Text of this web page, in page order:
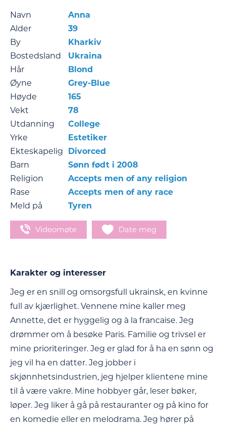
Navn
Anna
Alder
39
By
Kharkiv
Bostedsland
Ukraina
Hår
Blond
Øyne
Grey-Blue
Høyde
165
Vekt
78
Utdanning
Сollege
Yrke
Estetiker
Ekteskapelig
Divorced
Barn
Sønn født i 2008
Religion
Accepts men of any religion
Rase
Accepts men of any race
Meld på
Tyren
Videomøte Date meg
Karakter og interesser
Jeg er en snill og omsorgsfull ukrainsk, en kvinne
full av kjærlighet. Vennene mine kaller meg
Annette, det er hyggelig og à la francaise. Jeg
drømmer om å besøke Paris. Familie og trivsel er
mine prioriteringer. Jeg er glad for å ha en sønn og
jeg vil ha en datter. Jeg jobber i
skjønnhetsindustrien, jeg hjelper klientene mine
til å være vakre. Mine hobbyer går, leser bøker,
løper. Jeg liker å gå på restauranter og på kino for
en komedie eller en melodrama. Jeg hører på